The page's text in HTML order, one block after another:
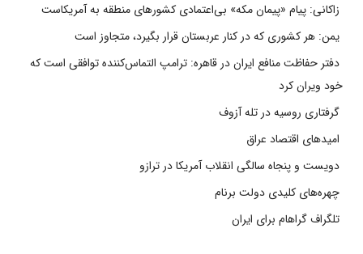
زاکانی: پیام «پیمان مکه» بی‌اعتمادی کشورهای منطقه به آمریکاست
یمن: هر کشوری که در کنار عربستان قرار بگیرد، متجاوز است
دفتر حفاظت منافع ایران در قاهره: ترامپ التماس‌کننده توافقی است که
خود ویران کرد
گرفتاری روسیه در تله آزوف
امیدهای اقتصاد عراق
دویست و پنجاه سالگی انقلاب آمریکا در ترازو
چهره‌های کلیدی دولت برنام
تلگراف گراهام برای ایران